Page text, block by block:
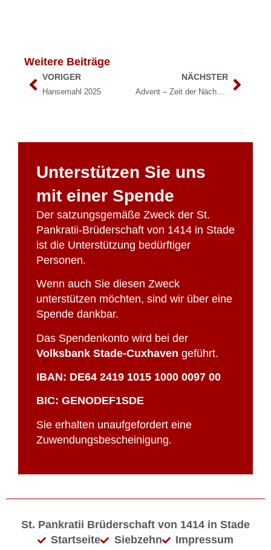
Weitere Beiträge
VORIGER
Hansemahl 2025
NÄCHSTER
Advent – Zeit der Nächstenliebe
Unterstützen Sie uns
mit einer Spende
Der satzungsgemäße Zweck der St.
Pankratii-Brüderschaft von 1414 in Stade
ist die Unterstützung bedürftiger
Personen.
Wenn auch Sie diesen Zweck
unterstützen möchten, sind wir über eine
Spende dankbar.
Das Spendenkonto wird bei der
Volksbank Stade-Cuxhaven geführt.
IBAN: DE64 2419 1015 1000 0097 00
BIC: GENODEF1SDE
Sie erhalten unaufgefordert eine
Zuwendungsbescheinigung.
St. Pankratii Brüderschaft von 1414 in Stade
Startseite
Siebzehn
Impressum